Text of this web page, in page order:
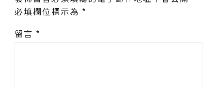
必填欄位標示為 *
留言 *